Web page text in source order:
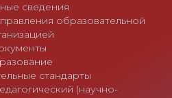
сведения
образовательной
стандарты
(научно-